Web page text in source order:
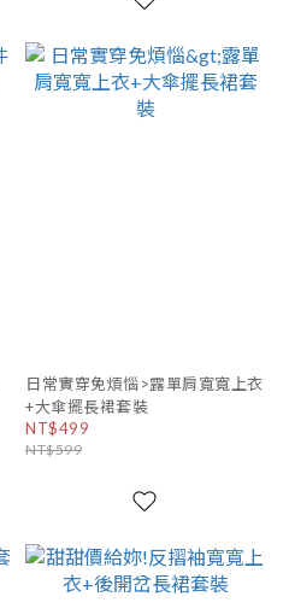
日常實穿免煩惱>露單肩寬寬上衣
+大傘擺長裙套裝
NT$499
NT$599